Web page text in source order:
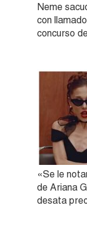
Neme
con
concurso
«Se le
de Ariana
desata